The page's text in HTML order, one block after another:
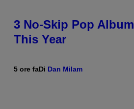
3 No-Skip Pop
This Year
5 ore faDi Dan Milam